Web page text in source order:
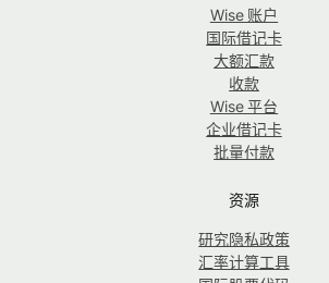
Wise 账户
国际借记卡
大额汇款
收款
Wise 平台
企业借记卡
批量付款
资源
研究隐私政策
汇率计算工具